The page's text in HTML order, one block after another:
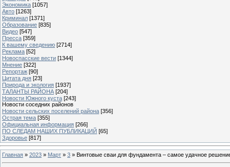
Экономика [1057]
Авто [1263]
Криминал [1371]
Образование [835]
Видео [547]
Пресса [359]
К вашему сведению [2714]
Реклама [52]
Новоспасские вести [1344]
Мнение [322]
Репортаж [90]
Цитата дня [23]
Природа и экология [1937]
ТАЛАНТЫ РАЙОНА [204]
Новости Южного куста [243]
Новости соседних районов
Новости сельских поселений района [356]
Острая тема [355]
Официальная информация [266]
ПО СЛЕДАМ НАШИХ ПУБЛИКАЦИЙ [65]
Здоровье [817]
Главная » 2023 » Март » 3 » Винтовые сваи для фундамента – самое удачное